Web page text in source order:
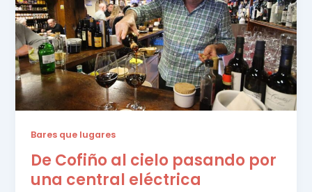
Bares que lugares
De Cofiño al cielo pasando por
una central eléctrica